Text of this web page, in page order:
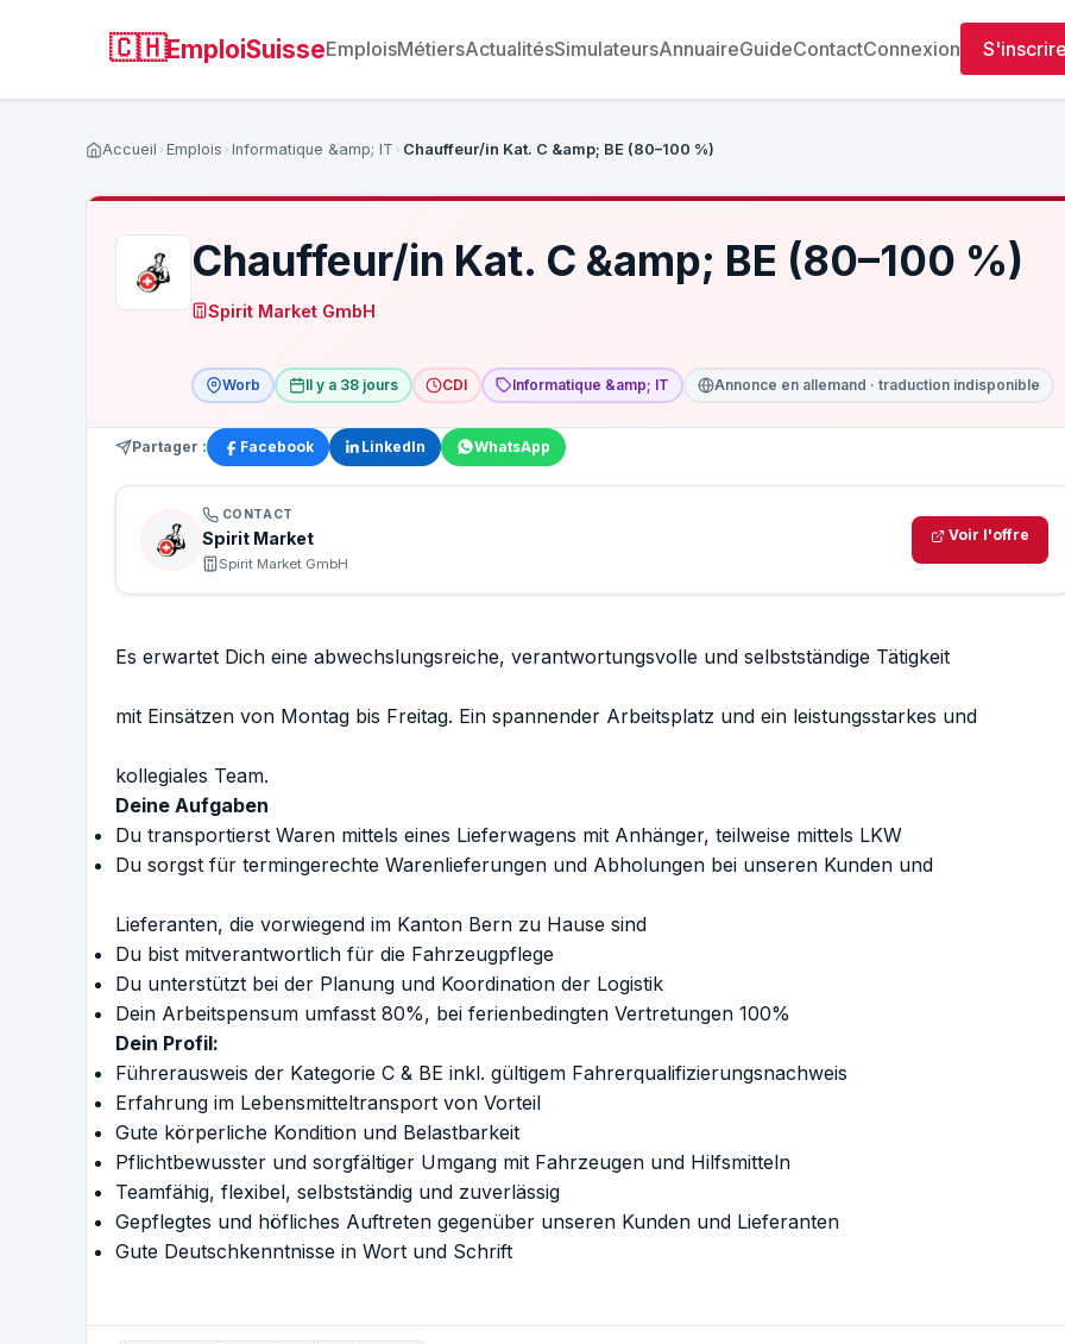
🇨🇭EmploiSuisseEmploisMétiersActualitésSimulateursAnnuaireGuideContactConnexion
Accueil Emplois Informatique &amp; IT Chauffeur/in Kat. C &amp; BE (80–100 %)
Chauffeur/in Kat. C &amp; BE (80–100 %)
Spirit Market GmbH
Worb Il y a 38 jours CDI Informatique &amp; IT Annonce en allemand · traduction indisponible
Partager : Facebook LinkedIn WhatsApp
CONTACT
Spirit Market
Spirit Market GmbH
Voir l'offre
Es erwartet Dich eine abwechslungsreiche, verantwortungsvolle und selbstständige Tätigkeit
mit Einsätzen von Montag bis Freitag. Ein spannender Arbeitsplatz und ein leistungsstarkes und
kollegiales Team.
Deine Aufgaben
Du transportierst Waren mittels eines Lieferwagens mit Anhänger, teilweise mittels LKW
Du sorgst für termingerechte Warenlieferungen und Abholungen bei unseren Kunden und
Lieferanten, die vorwiegend im Kanton Bern zu Hause sind
Du bist mitverantwortlich für die Fahrzeugpflege
Du unterstützt bei der Planung und Koordination der Logistik
Dein Arbeitspensum umfasst 80%, bei ferienbedingten Vertretungen 100%
Dein Profil:
Führerausweis der Kategorie C & BE inkl. gültigem Fahrerqualifizierungsnachweis
Erfahrung im Lebensmitteltransport von Vorteil
Gute körperliche Kondition und Belastbarkeit
Pflichtbewusster und sorgfältiger Umgang mit Fahrzeugen und Hilfsmitteln
Teamfähig, flexibel, selbstständig und zuverlässig
Gepflegtes und höfliches Auftreten gegenüber unseren Kunden und Lieferanten
Gute Deutschkenntnisse in Wort und Schrift